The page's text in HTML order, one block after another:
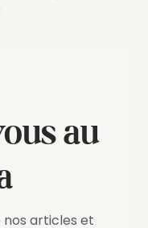
au
nos articles et